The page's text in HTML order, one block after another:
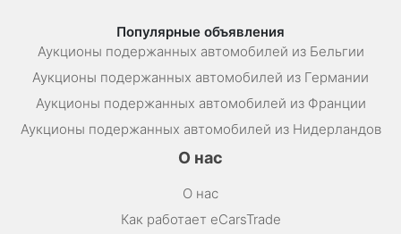
Популярные объявления
Аукционы подержанных автомобилей из Бельгии
Аукционы подержанных автомобилей из Германии
Аукционы подержанных автомобилей из Франции
Аукционы подержанных автомобилей из Нидерландов
О нас
О нас
Как работает eCarsTrade